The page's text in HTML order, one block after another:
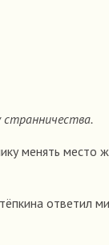
странничества.
менять место
ответил